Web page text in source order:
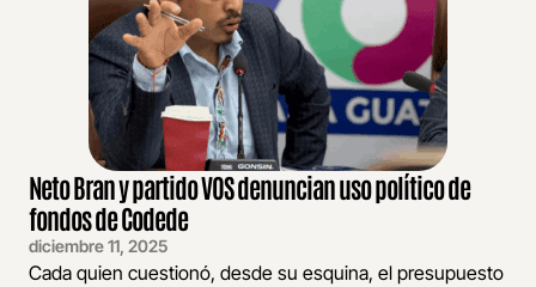
Neto Bran y partido VOS denuncian uso político de
fondos de Codede
diciembre 11, 2025
Cada quien cuestionó, desde su esquina, el presupuesto